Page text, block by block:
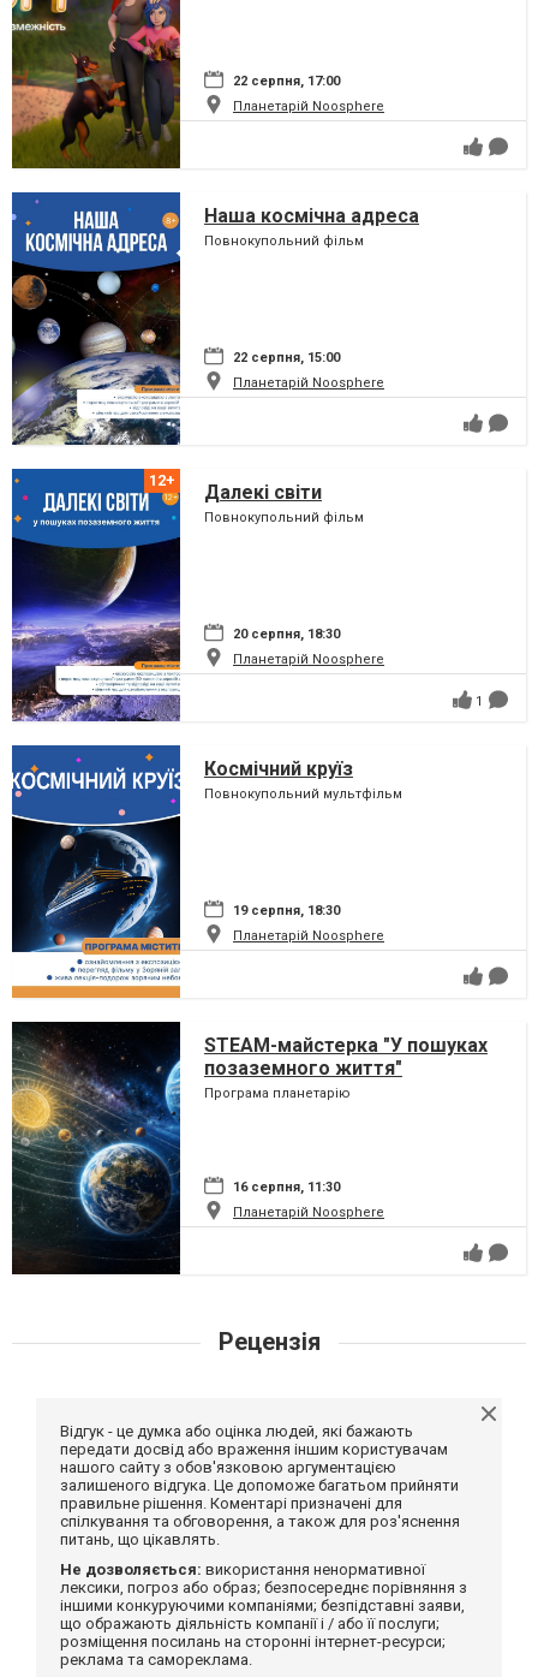
22 серпня, 17:00
Планетарій Noosphere
Наша космічна адреса
Повнокупольний фільм
22 серпня, 15:00
Планетарій Noosphere
Далекі світи
Повнокупольний фільм
20 серпня, 18:30
Планетарій Noosphere
1
Космічний круїз
Повнокупольний мультфільм
19 серпня, 18:30
Планетарій Noosphere
STEAM-майстерка "У пошуках
позаземного життя"
Програма планетарію
16 серпня, 11:30
Планетарій Noosphere
Рецензія
Відгук - це думка або оцінка людей, які бажають
передати досвід або враження іншим користувачам
нашого сайту з обов'язковою аргументацією
залишеного відгука. Це допоможе багатьом прийняти
правильне рішення. Коментарі призначені для
спілкування та обговорення, а також для роз'яснення
питань, що цікавлять.
Не дозволяється: використання ненормативної
лексики, погроз або образ; безпосереднє порівняння з
іншими конкуруючими компаніями; безпідставні заяви,
що ображають діяльність компанії і / або її послуги;
розміщення посилань на сторонні інтернет-ресурси;
реклама та самореклама.